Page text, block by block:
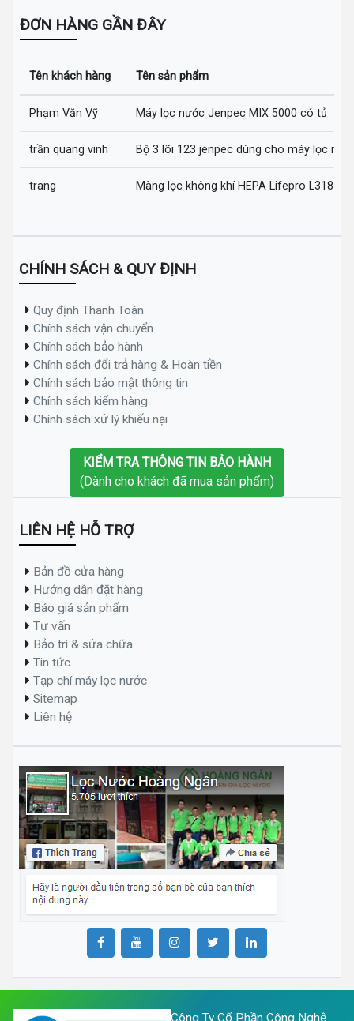
ĐƠN HÀNG GẦN ĐÂY
Tên khách hàng Tên sản phẩm
Phạm Văn Vỹ Máy lọc nước Jenpec MIX 5000 có tủ
trần quang vinh Bộ 3 lõi 123 jenpec dùng cho máy lọc
trang Màng lọc không khí HEPA Lifepro L318-AZ
CHÍNH SÁCH & QUY ĐỊNH
Quy định Thanh Toán
Chính sách vận chuyển
Chính sách bảo hành
Chính sách đổi trả hàng & Hoàn tiền
Chính sách bảo mật thông tin
Chính sách kiểm hàng
Chính sách xử lý khiếu nại
KIỂM TRA THÔNG TIN BẢO HÀNH
(Dành cho khách đã mua sản phẩm)
LIÊN HỆ HỖ TRỢ
Bản đồ cửa hàng
Hướng dẫn đặt hàng
Báo giá sản phẩm
Tư vấn
Bảo trì & sửa chữa
Tin tức
Tạp chí máy lọc nước
Sitemap
Liên hệ
Công Ty Cổ Phần Công Nghệ